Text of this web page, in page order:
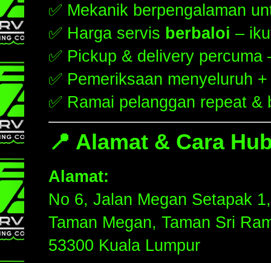
✅ Mekanik berpengalaman
✅ Harga servis berbaloi –
✅ Pickup & delivery
✅ Pemeriksaan menyeluruh
✅ Ramai pelanggan repeat
📍 Alamat & Cara
Alamat:
No 6, Jalan Megan Setapak 1,
Taman Megan, Taman Sri
53300 Kuala Lumpur